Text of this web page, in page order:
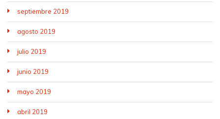
septiembre 2019
agosto 2019
julio 2019
junio 2019
mayo 2019
abril 2019